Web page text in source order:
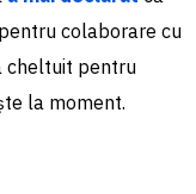
colaborare cu
cheltuit pentru
la moment.